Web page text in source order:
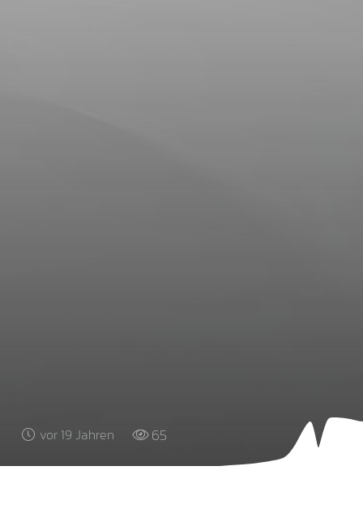
vor 19 Jahren 65